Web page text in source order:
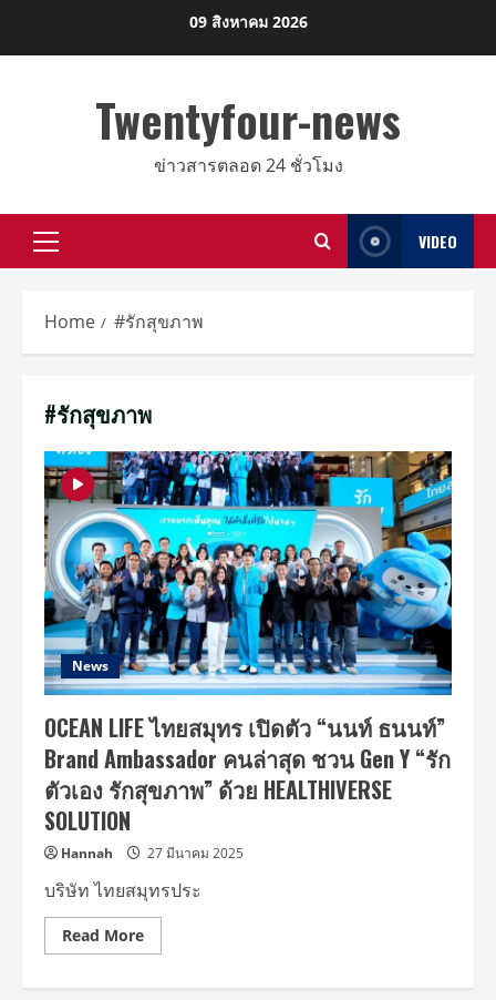
09 สิงหาคม 2026
Twentyfour-news
ข่าวสารตลอด 24 ชั่วโมง
Primary
VIDEO
Home #รักสุขภาพ
#รักสุขภาพ
News
OCEAN LIFE ไทยสมุทร เปิดตัว “นนท์ ธนนท์”
Brand Ambassador คนล่าสุด ชวน Gen Y “รัก
ตัวเอง รักสุขภาพ” ด้วย HEALTHIVERSE
SOLUTION
Hannah 27 มีนาคม 2025
บริษัท ไทยสมุทรประ
Read MoreRead
more